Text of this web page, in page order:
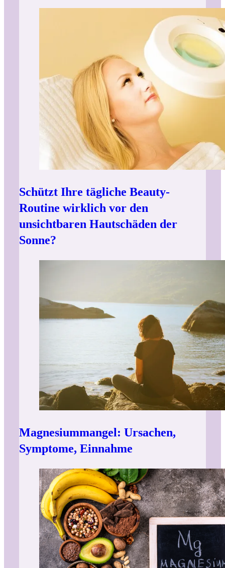
Schützt Ihre tägliche Beauty-
Routine wirklich vor den
unsichtbaren Hautschäden der
Sonne?
Magnesiummangel: Ursachen,
Symptome, Einnahme